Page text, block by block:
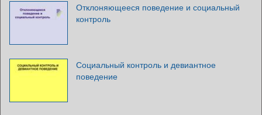
Отклоняющееся поведение и социальный
контроль
Социальный контроль и девиантное
поведение